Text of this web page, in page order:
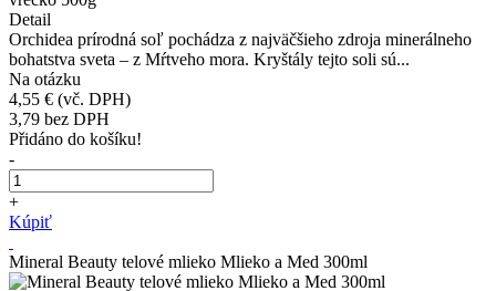
Detail
Orchidea prírodná soľ pochádza z najväčšieho zdroja minerálneho
bohatstva sveta – z Mŕtveho mora. Kryštály tejto soli sú...
Na otázku
4,55 € (vč. DPH)
3,79 bez DPH
Přidáno do košíku!
-
+
Kúpiť
Mineral Beauty telové mlieko Mlieko a Med 300ml